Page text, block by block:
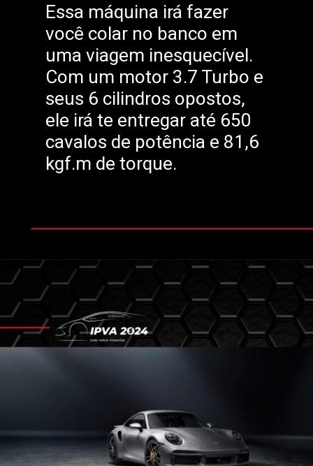
Essa máquina irá fazer
você colar no banco em
uma viagem inesquecível.
Com um motor 3.7 Turbo e
seus 6 cilindros opostos,
ele irá te entregar até 650
cavalos de potência e 81,6
kgf.m de torque.